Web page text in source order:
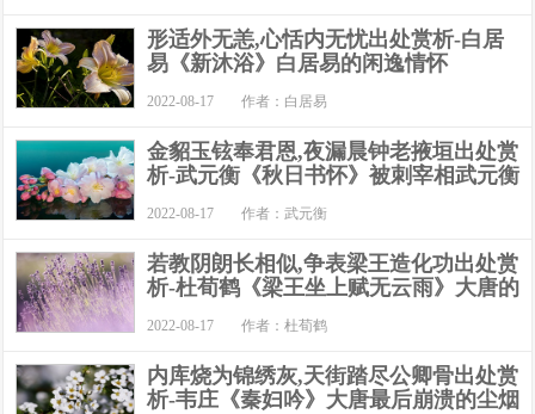
形适外无恙,心恬内无忧出处赏析-白居
易《新沐浴》白居易的闲逸情怀
2022-08-17 作者：白居易
金貂玉铉奉君恩,夜漏晨钟老掖垣出处赏
析-武元衡《秋日书怀》被刺宰相武元衡
2022-08-17 作者：武元衡
若教阴朗长相似,争表梁王造化功出处赏
析-杜荀鹤《梁王坐上赋无云雨》大唐的
2022-08-17 作者：杜荀鹤
内库烧为锦绣灰,天街踏尽公卿骨出处赏
析-韦庄《秦妇吟》大唐最后崩溃的尘烟